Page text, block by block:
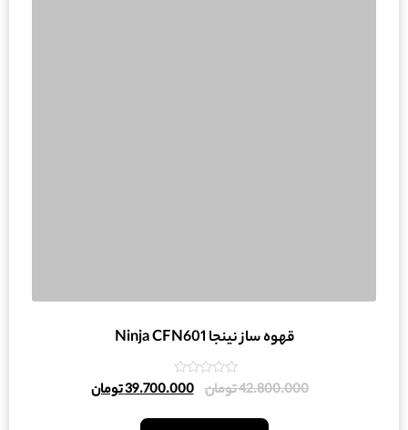
قهوه ساز نینجا Ninja CFN601
امتیاز
0
5
42.800.000تومان 39.700.000تومان